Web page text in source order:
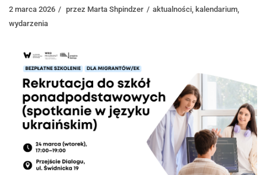
2 marca 2026 przez Marta Shpindzer aktualności kalendarium
wydarzenia